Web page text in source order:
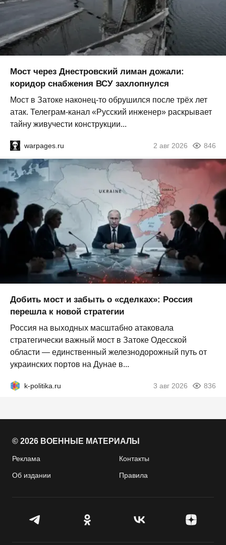
Мост через Днестровский лиман дожали:
коридор снабжения ВСУ захлопнулся
Мост в Затоке наконец-то обрушился после трёх лет
атак. Телеграм-канал «Русский инженер» раскрывает
тайну живучести конструкции...
warpages.ru 2 авг 2026 846
Добить мост и забыть о «сделках»: Россия
перешла к новой стратегии
Россия на выходных масштабно атаковала
стратегически важный мост в Затоке Одесской
области — единственный железнодорожный путь от
украинских портов на Дунае в...
k-politika.ru 3 авг 2026 836
© 2026 ВОЕННЫЕ МАТЕРИАЛЫ
Реклама Контакты
Об издании Правила